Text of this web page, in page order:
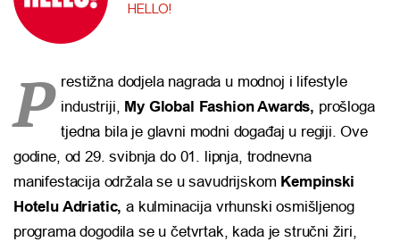
HELLO!
P restižna dodjela nagrada u modnoj i lifestyle
industriji, My Global Fashion Awards, prošloga
tjedna bila je glavni modni događaj u regiji. Ove
godine, od 29. svibnja do 01. lipnja, trodnevna
manifestacija održala se u savudrijskom Kempinski
Hotelu Adriatic, a kulminacija vrhunski osmišljenog
programa dogodila se u četvrtak, kada je stručni žiri,